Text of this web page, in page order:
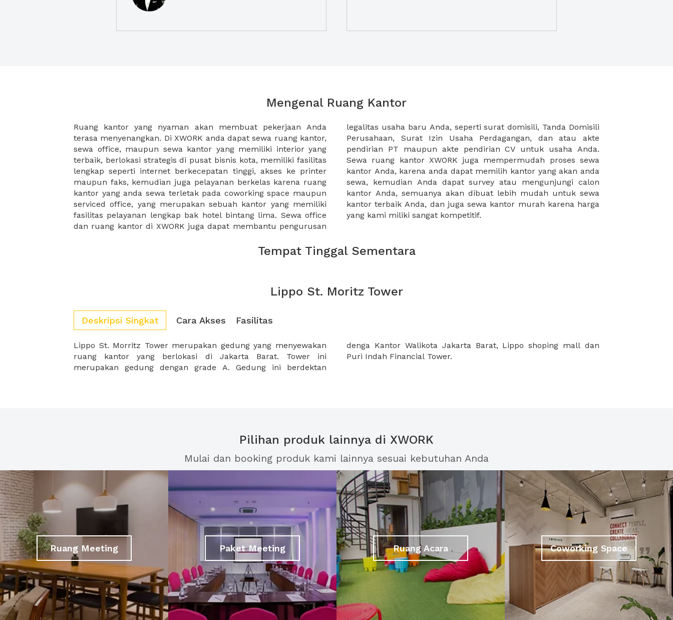
Mengenal Ruang Kantor
Ruang kantor yang nyaman akan membuat pekerjaan Anda
terasa menyenangkan. Di XWORK anda dapat sewa ruang kantor,
sewa office, maupun sewa kantor yang memiliki interior yang
terbaik, berlokasi strategis di pusat bisnis kota, memiliki fasilitas
lengkap seperti internet berkecepatan tinggi, akses ke printer
maupun faks, kemudian juga pelayanan berkelas karena ruang
kantor yang anda sewa terletak pada coworking space maupun
serviced office, yang merupakan sebuah kantor yang memiliki
fasilitas pelayanan lengkap bak hotel bintang lima. Sewa office
dan ruang kantor di XWORK juga dapat membantu pengurusan
legalitas usaha baru Anda, seperti surat domisili, Tanda Domisili
Perusahaan, Surat Izin Usaha Perdagangan, dan atau akte
pendirian PT maupun akte pendirian CV untuk usaha Anda.
Sewa ruang kantor XWORK juga mempermudah proses sewa
kantor Anda, karena anda dapat memilih kantor yang akan anda
sewa, kemudian Anda dapat survey atau mengunjungi calon
kantor Anda, semuanya akan dibuat lebih mudah untuk sewa
kantor terbaik Anda, dan juga sewa kantor murah karena harga
yang kami miliki sangat kompetitif.
Tempat Tinggal Sementara
Lippo St. Moritz Tower
Deskripsi Singkat Cara Akses Fasilitas
Lippo St. Morritz Tower merupakan gedung yang menyewakan
ruang kantor yang berlokasi di Jakarta Barat. Tower ini
merupakan gedung dengan grade A. Gedung ini berdektan
denga Kantor Walikota Jakarta Barat, Lippo shoping mall dan
Puri Indah Financial Tower.
Pilihan produk lainnya di XWORK
Mulai dan booking produk kami lainnya sesuai kebutuhan Anda
Ruang Meeting Paket Meeting Ruang Acara Coworking Space